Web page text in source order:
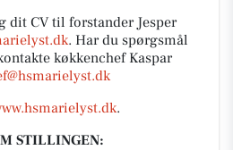
dit CV til forstander Jesper
. Har du spørgsmål
køkkenchef Kaspar
.
STILLINGEN: